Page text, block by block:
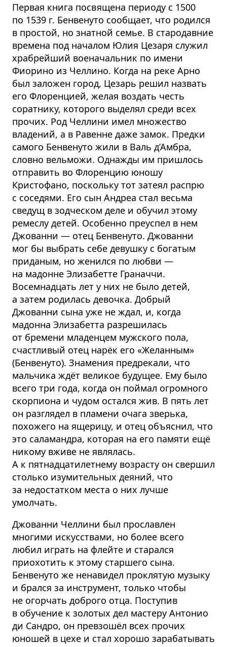
Первая книга посвящена периоду с 1500
по 1539 г. Бенвенуто сообщает, что родился
в простой, но знатной семье. В стародавние
времена под началом Юлия Цезаря служил
храбрейший военачальник по имени
Фиорино из Челлино. Когда на реке Арно
был заложен город, Цезарь решил назвать
его Флоренцией, желая воздать честь
соратнику, которого выделял среди всех
прочих. Род Челлини имел множество
владений, а в Равенне даже замок. Предки
самого Бенвенуто жили в Валь д’Амбра,
словно вельможи. Однажды им пришлось
отправить во Флоренцию юношу
Кристофано, поскольку тот затеял распрю
с соседями. Его сын Андреа стал весьма
сведущ в зодческом деле и обучил этому
ремеслу детей. Особенно преуспел в нем
Джованни — отец Бенвенуто. Джованни
мог бы выбрать себе девушку с богатым
приданым, но женился по любви —
на мадонне Элизабетте Граначчи.
Восемнадцать лет у них не было детей,
а затем родилась девочка. Добрый
Джованни сына уже не ждал, и, когда
мадонна Элизабетта разрешилась
от бремени младенцем мужского пола,
счастливый отец нарёк его «Желанным»
(Бенвенуто). Знамения предрекали, что
мальчика ждёт великое будущее. Ему было
всего три года, когда он поймал огромного
скорпиона и чудом остался жив. В пять лет
он разглядел в пламени очага зверька,
похожего на ящерицу, и отец объяснил, что
это саламандра, которая на его памяти ещё
никому вживе не являлась.
А к пятнадцатилетнему возрасту он свершил
столько изумительных деяний, что
за недостатком места о них лучше
умолчать.
Джованни Челлини был прославлен
многими искусствами, но более всего
любил играть на флейте и старался
приохотить к этому старшего сына.
Бенвенуто же ненавидел проклятую музыку
и брался за инструмент, только чтобы
не огорчать доброго отца. Поступив
в обучение к золотых дел мастеру Антонио
ди Сандро, он превзошёл всех прочих
юношей в цехе и стал хорошо зарабатывать